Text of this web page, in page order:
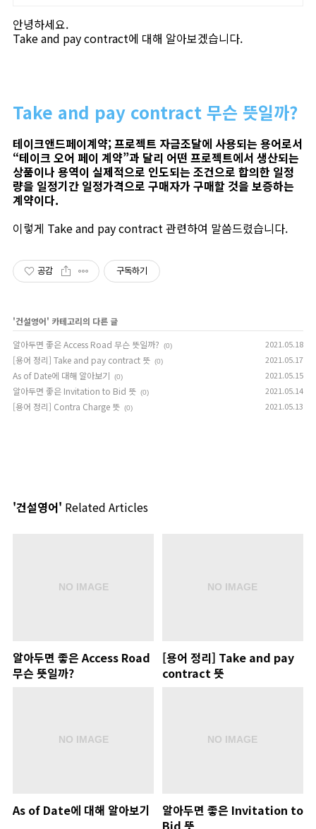
상품 업로드
안녕하세요.
Take and pay contract에 대해 알아보겠습니다.
Take and pay contract 무슨 뜻일까?
테이크앤드페이계약; 프로젝트 자금조달에 사용되는 용어로서
“테이크 오어 페이 계약”과 달리 어떤 프로젝트에서 생산되는
상품이나 용역이 실제적으로 인도되는 조건으로 합의한 일정
량을 일정기간 일정가격으로 구매자가 구매할 것을 보증하는
계약이다.
이렇게 Take and pay contract 관련하여 말씀드렸습니다.
공감 구독하기
'건설영어' 카테고리의 다른 글
알아두면 좋은 Access Road 무슨 뜻일까?
(0) 2021.05.18
[용어 정리] Take and pay contract 뜻 (0) 2021.05.17
As of Date에 대해 알아보기 (0) 2021.05.15
알아두면 좋은 Invitation to Bid 뜻 (0) 2021.05.14
[용어 정리] Contra Charge 뜻 (0) 2021.05.13
'건설영어' Related Articles
알아두면 좋은 Access Road
무슨 뜻일까?
[용어 정리] Take and pay
contract 뜻
As of Date에 대해 알아보기
알아두면 좋은 Invitation to